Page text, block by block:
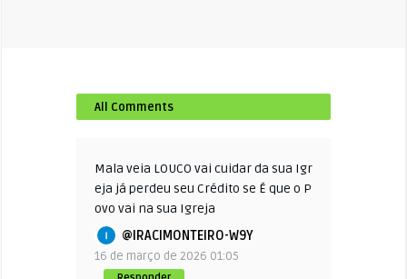
All Comments
Mala veia LOUCO vai cuidar da sua Igr
eja já perdeu seu Crédito se É que o P
ovo vai na sua Igreja
@IRACIMONTEIRO-W9Y
16 de março de 2026 01:05